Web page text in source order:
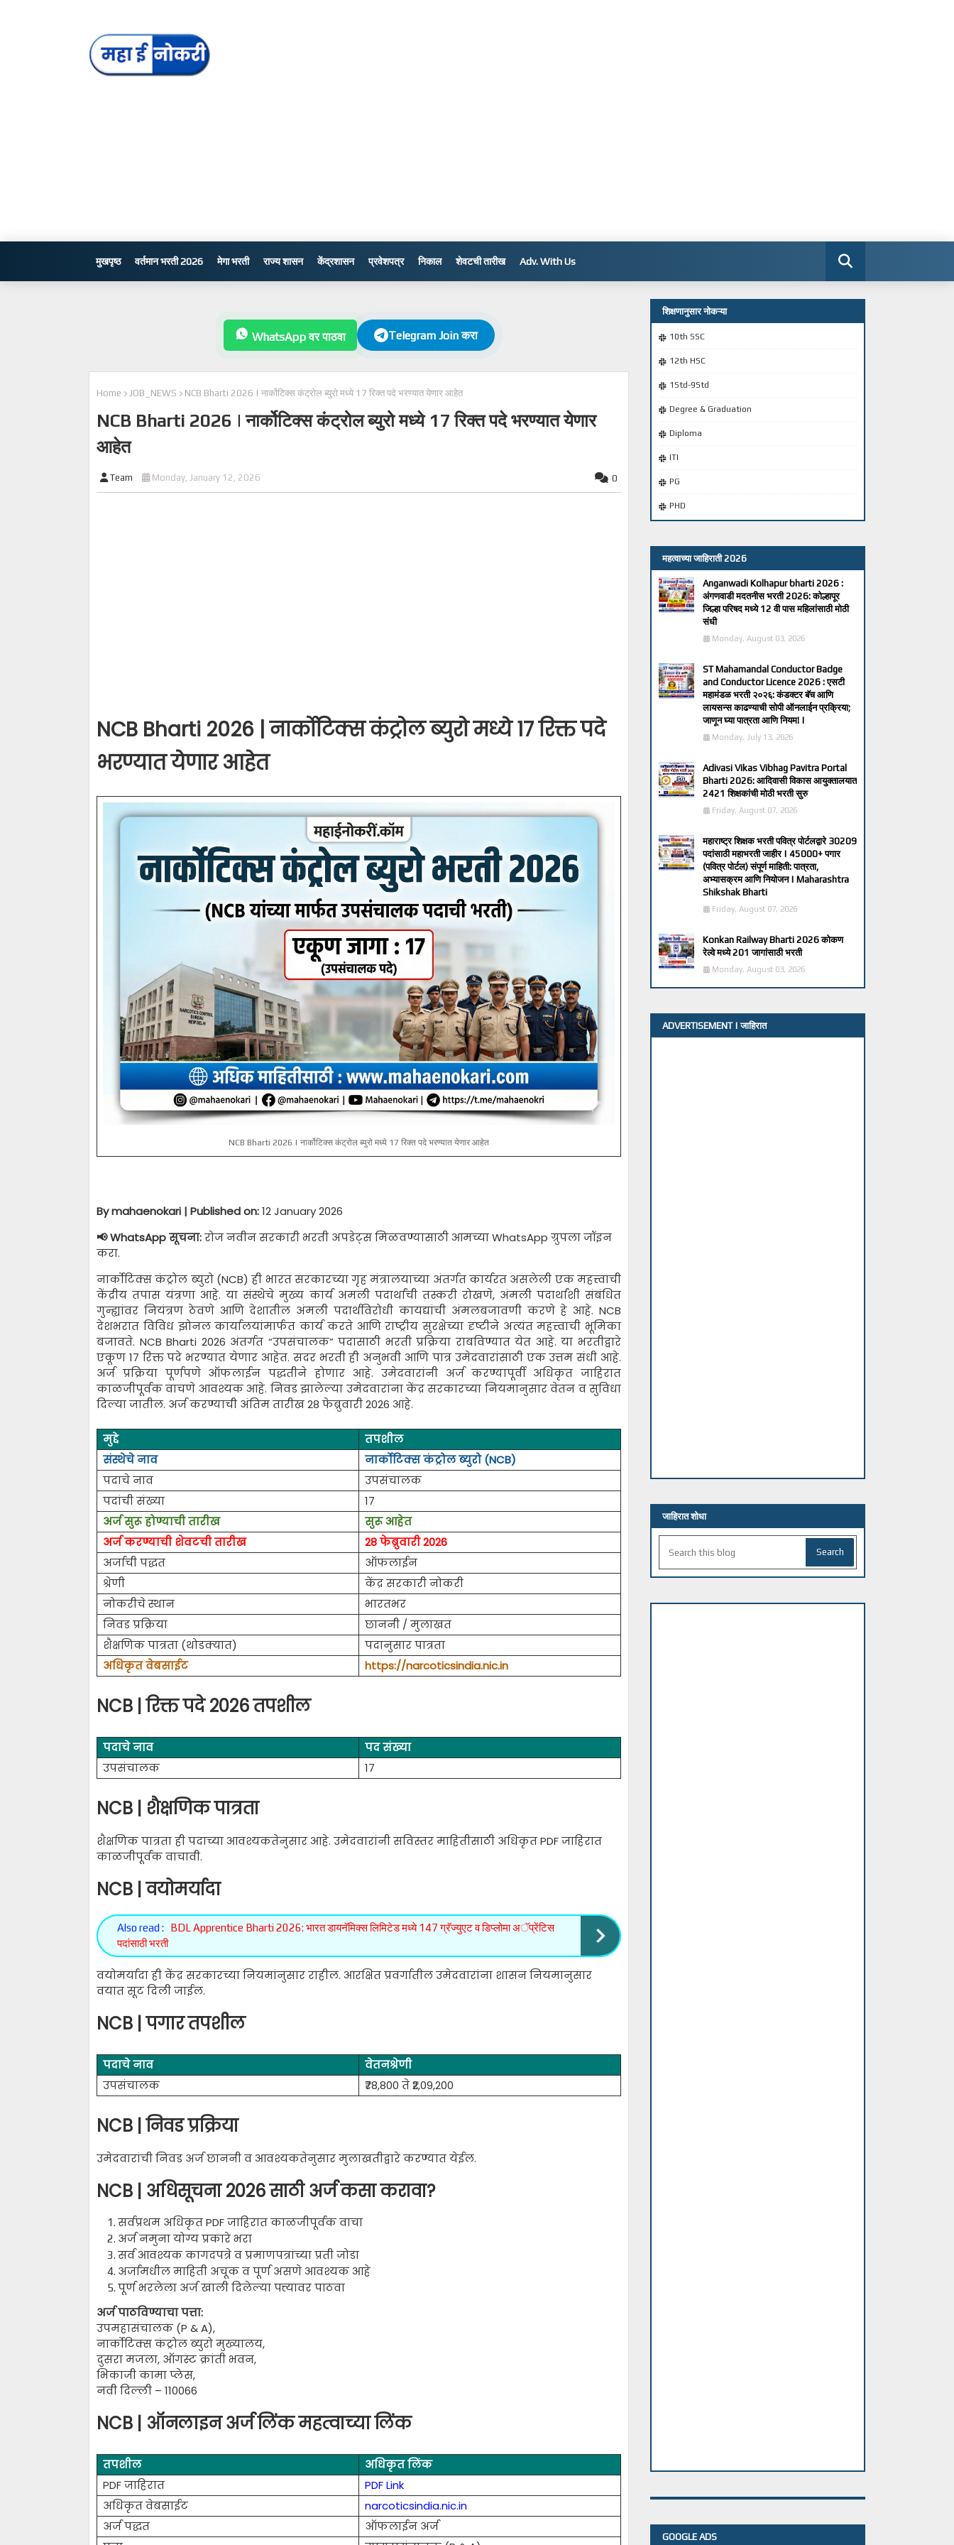
मुखपृष्ठ वर्तमान भरती 2026 मेगा भरती राज्य शासन केंद्रशासन प्रवेशपत्र निकाल शेवटची तारीख Adv. With Us
WhatsApp वर पाठवा Telegram Join करा
Home JOB_NEWS NCB Bharti 2026 | नार्कोटिक्स कंट्रोल ब्युरो मध्ये 17 रिक्त पदे भरण्यात येणार आहेत
NCB Bharti 2026 | नार्कोटिक्स कंट्रोल ब्युरो मध्ये 17 रिक्त पदे भरण्यात येणार
आहेत
Team Monday, January 12, 2026 0
NCB Bharti 2026 | नार्कोटिक्स कंट्रोल ब्युरो मध्ये 17 रिक्त पदे
भरण्यात येणार आहेत
NCB Bharti 2026 | नार्कोटिक्स कंट्रोल ब्युरो मध्ये 17 रिक्त पदे भरण्यात येणार आहेत
By mahaenokari | Published on:12 January 2026
📢 WhatsApp सूचना:रोज नवीन सरकारी भरती अपडेट्स मिळवण्यासाठी आमच्या WhatsApp ग्रुपला जॉइन
करा.
नार्कोटिक्स कंट्रोल ब्युरो (NCB) ही भारत सरकारच्या गृह मंत्रालयाच्या अंतर्गत कार्यरत असलेली एक महत्त्वाची
केंद्रीय तपास यंत्रणा आहे. या संस्थेचे मुख्य कार्य अमली पदार्थांची तस्करी रोखणे, अंमली पदार्थांशी संबंधित
गुन्ह्यांवर नियंत्रण ठेवणे आणि देशातील अंमली पदार्थविरोधी कायद्यांची अंमलबजावणी करणे हे आहे. NCB
देशभरात विविध झोनल कार्यालयांमार्फत कार्य करते आणि राष्ट्रीय सुरक्षेच्या दृष्टीने अत्यंत महत्त्वाची भूमिका
बजावते. NCB Bharti 2026 अंतर्गत “उपसंचालक” पदासाठी भरती प्रक्रिया राबविण्यात येत आहे. या भरतीद्वारे
एकूण 17 रिक्त पदे भरण्यात येणार आहेत. सदर भरती ही अनुभवी आणि पात्र उमेदवारांसाठी एक उत्तम संधी आहे.
अर्ज प्रक्रिया पूर्णपणे ऑफलाईन पद्धतीने होणार आहे. उमेदवारांनी अर्ज करण्यापूर्वी अधिकृत जाहिरात
काळजीपूर्वक वाचणे आवश्यक आहे. निवड झालेल्या उमेदवारांना केंद्र सरकारच्या नियमानुसार वेतन व सुविधा
दिल्या जातील. अर्ज करण्याची अंतिम तारीख 28 फेब्रुवारी 2026 आहे.
मुद्दे
तपशील
संस्थेचे नाव
नार्कोटिक्स कंट्रोल ब्युरो (NCB)
पदाचे नाव
उपसंचालक
पदांची संख्या
17
अर्ज सुरू होण्याची तारीख
सुरू आहेत
अर्ज करण्याची शेवटची तारीख
28 फेब्रुवारी 2026
अर्जाची पद्धत
ऑफलाईन
श्रेणी
केंद्र सरकारी नोकरी
नोकरीचे स्थान
भारतभर
निवड प्रक्रिया
छाननी / मुलाखत
शैक्षणिक पात्रता (थोडक्यात)
पदानुसार पात्रता
अधिकृत वेबसाईट
https://narcoticsindia.nic.in
NCB | रिक्त पदे 2026 तपशील
पदाचे नाव
पद संख्या
उपसंचालक
17
NCB | शैक्षणिक पात्रता
शैक्षणिक पात्रता ही पदाच्या आवश्यकतेनुसार आहे. उमेदवारांनी सविस्तर माहितीसाठी अधिकृत PDF जाहिरात
काळजीपूर्वक वाचावी.
NCB | वयोमर्यादा
Also read :
BDL Apprentice Bharti 2026: भारत डायनॅमिक्स लिमिटेड मध्ये 147 ग्रॅज्युएट व डिप्लोमा अॅप्रेंटिस
पदांसाठी भरती
वयोमर्यादा ही केंद्र सरकारच्या नियमांनुसार राहील. आरक्षित प्रवर्गातील उमेदवारांना शासन नियमानुसार
वयात सूट दिली जाईल.
NCB | पगार तपशील
पदाचे नाव
वेतनश्रेणी
उपसंचालक
₹78,800 ते ₹2,09,200
NCB | निवड प्रक्रिया
उमेदवारांची निवड अर्ज छाननी व आवश्यकतेनुसार मुलाखतीद्वारे करण्यात येईल.
NCB | अधिसूचना 2026 साठी अर्ज कसा करावा?
सर्वप्रथम अधिकृत PDF जाहिरात काळजीपूर्वक वाचा
अर्ज नमुना योग्य प्रकारे भरा
सर्व आवश्यक कागदपत्रे व प्रमाणपत्रांच्या प्रती जोडा
अर्जामधील माहिती अचूक व पूर्ण असणे आवश्यक आहे
पूर्ण भरलेला अर्ज खाली दिलेल्या पत्त्यावर पाठवा
अर्ज पाठविण्याचा पत्ता:
उपमहासंचालक (P & A),
नार्कोटिक्स कंट्रोल ब्युरो मुख्यालय,
दुसरा मजला, ऑगस्ट क्रांती भवन,
भिकाजी कामा प्लेस,
नवी दिल्ली – 110066
NCB | ऑनलाइन अर्ज लिंक महत्वाच्या लिंक
तपशील
अधिकृत लिंक
PDF जाहिरात
PDF Link
अधिकृत वेबसाईट
narcoticsindia.nic.in
अर्ज पद्धत
ऑफलाईन अर्ज
शिक्षणानुसार नोकऱ्या
10th SSC
12th HSC
1Std-9Std
Degree & Graduation
Diploma
ITI
PG
PHD
महत्वाच्या जाहिराती 2026
Anganwadi Kolhapur bharti 2026 :
अंगणवाडी मदतनीस भरती 2026: कोल्हापूर
जिल्हा परिषद मध्ये 12 वी पास महिलांसाठी मोठी
संधी
Monday, August 03, 2026
ST Mahamandal Conductor Badge
and Conductor Licence 2026 : एसटी
महामंडळ भरती २०२६: कंडक्टर बॅच आणि
लायसन्स काढण्याची सोपी ऑनलाईन प्रक्रिया;
जाणून घ्या पात्रता आणि नियम! |
Monday, July 13, 2026
Adivasi Vikas Vibhag Pavitra Portal
Bharti 2026: आदिवासी विकास आयुक्तालयात
2421 शिक्षकांची मोठी भरती सुरु
Friday, August 07, 2026
महाराष्ट्र शिक्षक भरती पवित्र पोर्टलद्वारे 30209
पदांसाठी महाभरती जाहीर | 45000+ पगार
(पवित्र पोर्टल) संपूर्ण माहिती: पात्रता,
अभ्यासक्रम आणि नियोजन | Maharashtra
Shikshak Bharti
Friday, August 07, 2026
Konkan Railway Bharti 2026 कोकण
रेल्वे मध्ये 201 जागांसाठी भरती
Monday, August 03, 2026
ADVERTISEMENT | जाहिरात
जाहिरात शोधा
GOOGLE ADS